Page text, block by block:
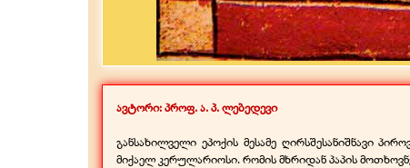
ავტორი: პროფ.ა. პ. ლებედევი
განსახილველი ეპოქის მესამე ღირსშესანიშნავი
მიქაელ კერულარიოსი. რომის მხრიდან პაპის